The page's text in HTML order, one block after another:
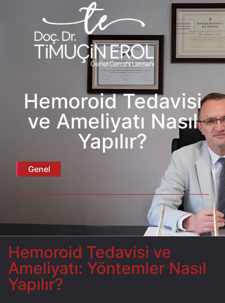
Hemoroid Tedavisi
ve Ameliyatı Nasıl
Yapılır?
Genel
Hemoroid Tedavisi ve
Ameliyatı: Yöntemler Nasıl
Yapılır?